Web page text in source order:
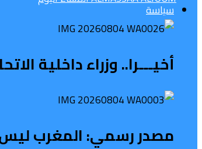
سياسة
أخيـــرا.. وزراء داخلية
مصدر رسمي: المغرب ليس